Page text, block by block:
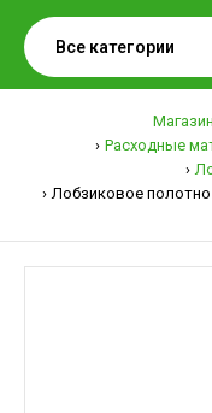
Расходные
Лобзиковое полотно